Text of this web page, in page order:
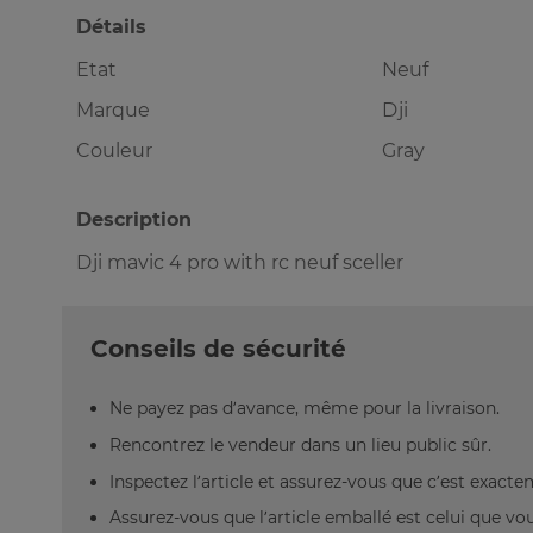
Détails
Etat
Neuf
Marque
Dji
Couleur
Gray
Description
Dji mavic 4 pro with rc neuf sceller
Conseils de sécurité
Ne payez pas d’avance, même pour la livraison.
Rencontrez le vendeur dans un lieu public sûr.
Inspectez l’article et assurez-vous que c’est
Assurez-vous que l’article emballé est celui que